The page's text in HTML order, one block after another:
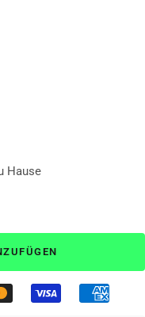
Hause